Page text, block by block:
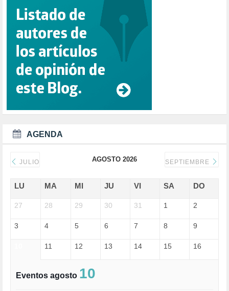
COMPROMISO (2)
CONFERENCIA (1)
CONSUMO (1)
CORONAVIRUS (155)
CORRUPCIÓN (215)
CULTURA (704)
DANA (78)
DD.HH. (1)
DEMOCRACIA (1)
DEMOCRAIA (1)
DEPORTES (2)
DERECHOS SOCIALES (740)
DONALD TRUMP (82)
EDGAR MORIN (1)
EMIGRACIÓN (4)
ESPECULACIÓN (2)
FASCISMO (57)
FEMINISMO (504)
FILOSOFÍA (6)
AGENDA
JULIO AGOSTO 2026 SEPTIEMBRE
LU MA MI JU VI SA DO
27 28 29 30 31 1 2
3 4 5 6 7 8 9
11 12 13 14 15 16
Eventos agosto 10